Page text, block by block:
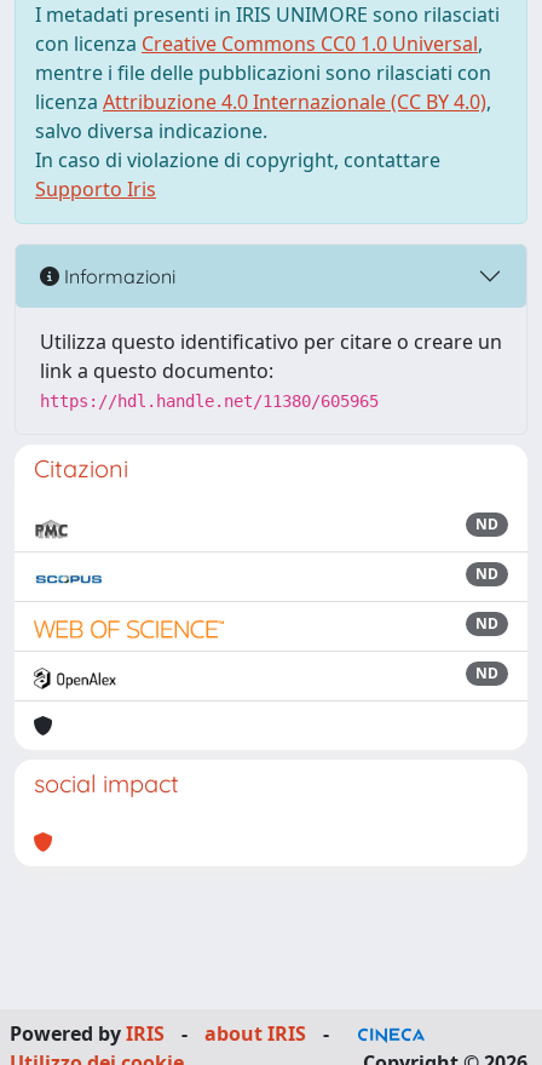
I metadati presenti in IRIS UNIMORE sono rilasciati
con licenza Creative Commons CC0 1.0 Universal,
mentre i file delle pubblicazioni sono rilasciati con
licenza Attribuzione 4.0 Internazionale (CC BY 4.0),
salvo diversa indicazione.
In caso di violazione di copyright, contattare
Supporto Iris
Informazioni
Utilizza questo identificativo per citare o creare un
link a questo documento:
https://hdl.handle.net/11380/605965
Citazioni
ND
ND
ND
ND
social impact
Powered byIRIS - about IRIS
-